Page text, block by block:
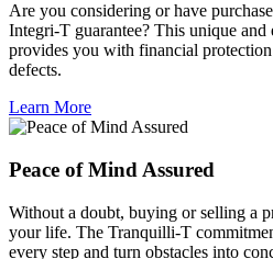
Are you considering or have
Integri-T guarantee? This unique
provides you with financial
defects.
Learn More
Peace of Mind Assured
Without a doubt, buying or selling a
your life. The Tranquilli-T
every step and turn obstacles into